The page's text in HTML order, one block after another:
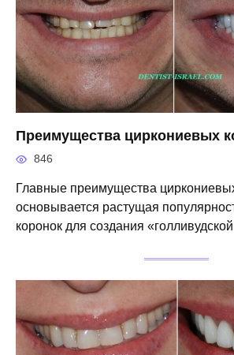
Преимущества циркониевых
846
Главные преимущества
основывается растущая
коронок для создания